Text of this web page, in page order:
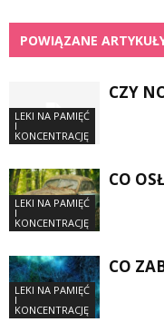
POWIĄZANE
LEKI NA PAMIĘĆ
I
KONCENTRACJĘ
CZY
LEKI NA PAMIĘĆ
I
KONCENTRACJĘ
CO
LEKI NA PAMIĘĆ
I
KONCENTRACJĘ
CO